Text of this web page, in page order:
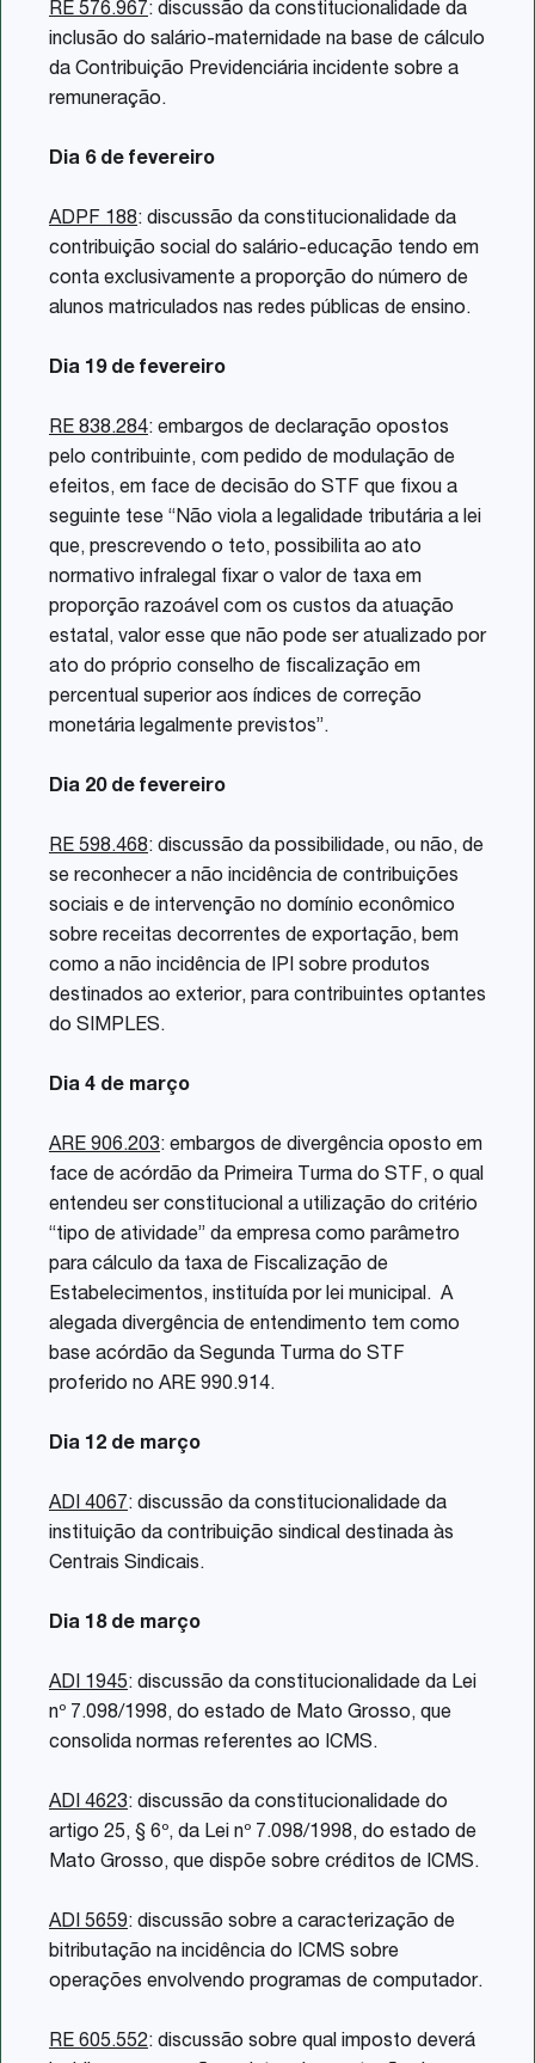
RE 576.967: discussão da constitucionalidade da
inclusão do salário-maternidade na base de cálculo
da Contribuição Previdenciária incidente sobre a
remuneração.
Dia 6 de fevereiro
ADPF 188: discussão da constitucionalidade da
contribuição social do salário-educação tendo em
conta exclusivamente a proporção do número de
alunos matriculados nas redes públicas de ensino.
Dia 19 de fevereiro
RE 838.284: embargos de declaração opostos
pelo contribuinte, com pedido de modulação de
efeitos, em face de decisão do STF que fixou a
seguinte tese “Não viola a legalidade tributária a lei
que, prescrevendo o teto, possibilita ao ato
normativo infralegal fixar o valor de taxa em
proporção razoável com os custos da atuação
estatal, valor esse que não pode ser atualizado por
ato do próprio conselho de fiscalização em
percentual superior aos índices de correção
monetária legalmente previstos”.
Dia 20 de fevereiro
RE 598.468: discussão da possibilidade, ou não, de
se reconhecer a não incidência de contribuições
sociais e de intervenção no domínio econômico
sobre receitas decorrentes de exportação, bem
como a não incidência de IPI sobre produtos
destinados ao exterior, para contribuintes optantes
do SIMPLES.
Dia 4 de março
ARE 906.203: embargos de divergência oposto em
face de acórdão da Primeira Turma do STF, o qual
entendeu ser constitucional a utilização do critério
“tipo de atividade” da empresa como parâmetro
para cálculo da taxa de Fiscalização de
Estabelecimentos, instituída por lei municipal. A
alegada divergência de entendimento tem como
base acórdão da Segunda Turma do STF
proferido no ARE 990.914.
Dia 12 de março
ADI 4067: discussão da constitucionalidade da
instituição da contribuição sindical destinada às
Centrais Sindicais.
Dia 18 de março
ADI 1945: discussão da constitucionalidade da Lei
nº 7.098/1998, do estado de Mato Grosso, que
consolida normas referentes ao ICMS.
ADI 4623: discussão da constitucionalidade do
artigo 25, § 6º, da Lei nº 7.098/1998, do estado de
Mato Grosso, que dispõe sobre créditos de ICMS.
ADI 5659: discussão sobre a caracterização de
bitributação na incidência do ICMS sobre
operações envolvendo programas de computador.
RE 605.552: discussão sobre qual imposto deverá